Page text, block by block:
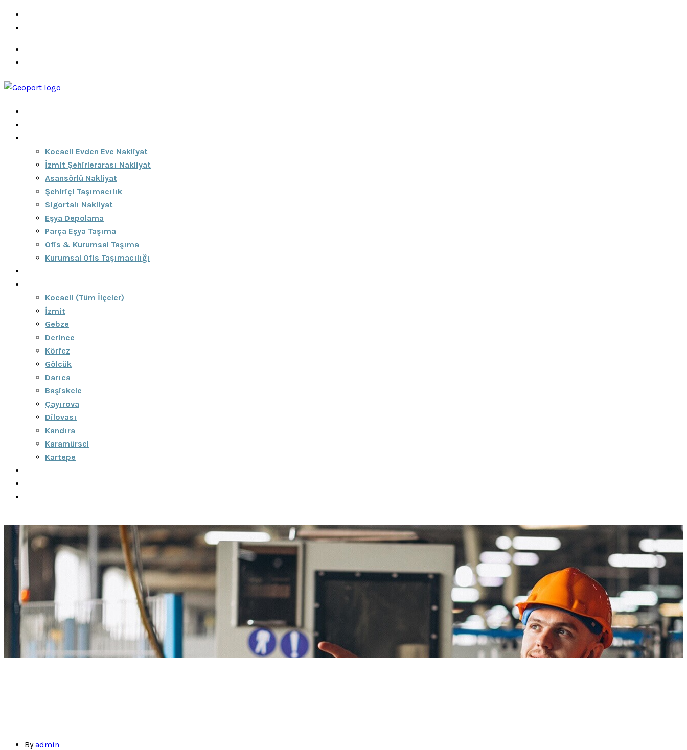
Kocaeli Evden Eve Nakliyat
İzmit Şehirlerarası Nakliyat
Asansörlü Nakliyat
Şehiriçi Taşımacılık
Sigortalı Nakliyat
Eşya Depolama
Parça Eşya Taşıma
Ofis & Kurumsal Taşıma
Kurumsal Ofis Taşımacılığı
Kocaeli (Tüm İlçeler)
İzmit
Gebze
Derince
Körfez
Gölcük
Darıca
Başiskele
Çayırova
Dilovası
Kandıra
Karamürsel
Kartepe
Byadmin